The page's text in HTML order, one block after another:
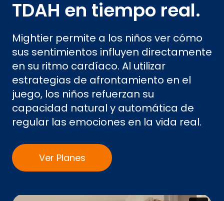
TDAH en tiempo real.
Mightier permite a los niños ver cómo
sus sentimientos influyen directamente
en su ritmo cardíaco. Al utilizar
estrategias de afrontamiento en el
juego, los niños refuerzan su
capacidad natural y automática de
regular las emociones en la vida real.
Ver Planes